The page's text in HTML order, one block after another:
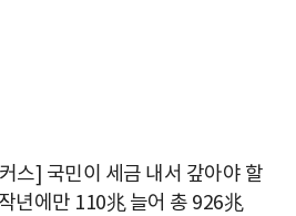
스] 국민이 세금 내서 갚아야 할
년에만 110兆 늘어 총 926兆